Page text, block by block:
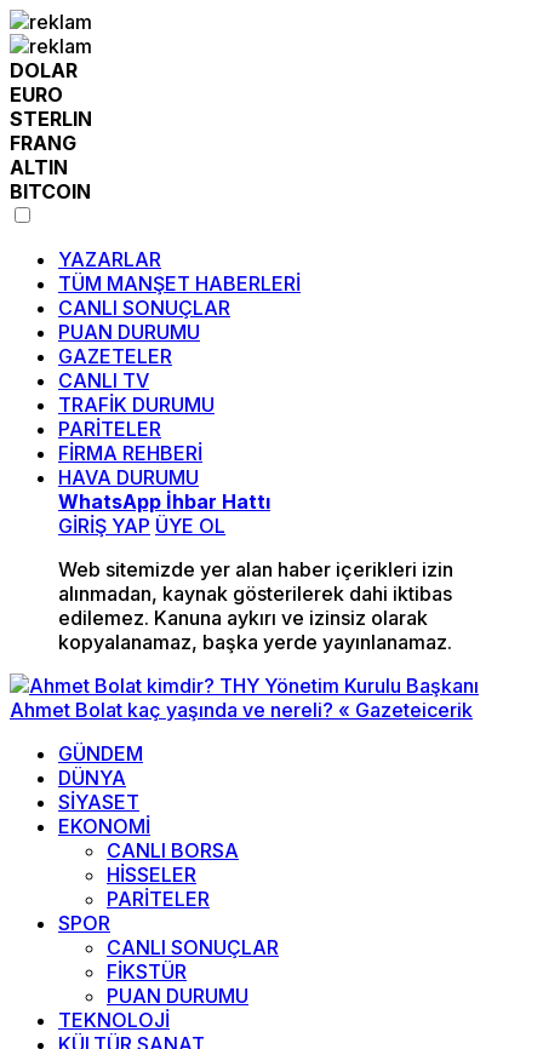
DOLAR
EURO
STERLIN
FRANG
ALTIN
BITCOIN
YAZARLAR
TÜM MANŞET HABERLERİ
CANLI SONUÇLAR
PUAN DURUMU
GAZETELER
CANLI TV
TRAFİK DURUMU
PARİTELER
FİRMA REHBERİ
HAVA DURUMU
WhatsApp İhbar Hattı
GİRİŞ YAP ÜYE OL
Web sitemizde yer alan haber içerikleri izin
alınmadan, kaynak gösterilerek dahi iktibas
edilemez. Kanuna aykırı ve izinsiz olarak
kopyalanamaz, başka yerde yayınlanamaz.
GÜNDEM
DÜNYA
SİYASET
EKONOMİ
CANLI BORSA
HİSSELER
PARİTELER
SPOR
CANLI SONUÇLAR
FİKSTÜR
PUAN DURUMU
TEKNOLOJİ
KÜLTÜR SANAT